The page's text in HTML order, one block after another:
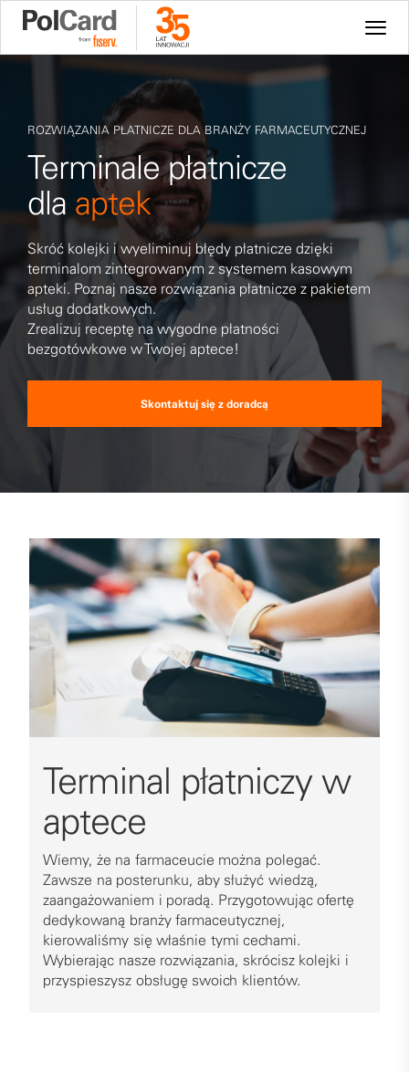
ROZWIĄZANIA PŁATNICZE DLA BRANŻY FARMACEUTYCZNEJ
Terminale płatnicze
dla aptek
Skróć kolejki i wyeliminuj błędy płatnicze dzięki
terminalom zintegrowanym z systemem kasowym
apteki. Poznaj nasze rozwiązania płatnicze z pakietem
usług dodatkowych.
Zrealizuj receptę na wygodne płatności
bezgotówkowe w Twojej aptece!
Skontaktuj się z doradcą
Terminal płatniczy w
aptece
Wiemy, że na farmaceucie można polegać.
Zawsze na posterunku, aby służyć wiedzą,
zaangażowaniem i poradą. Przygotowując ofertę
dedykowaną branży farmaceutycznej,
kierowaliśmy się właśnie tymi cechami.
Wybierając nasze rozwiązania, skrócisz kolejki i
przyspieszysz obsługę swoich klientów.